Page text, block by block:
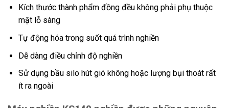
Kích thước thành phẩm đồng đều không phải phụ thuộc
mặt lỗ sàng
Tự động hóa trong suốt quá trình nghiền
Dễ dàng điều chỉnh độ nghiền
Sử dụng bầu silo hút gió không hoặc lượng bụi thoát rất
ít ra ngoài